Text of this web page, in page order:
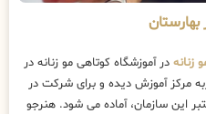
زنانه در آموزشگاه کوتاهی مو زنانه در
مرکز آموزش دیده و برای شرکت در
این سازمان، آماده می شود. هنرجو